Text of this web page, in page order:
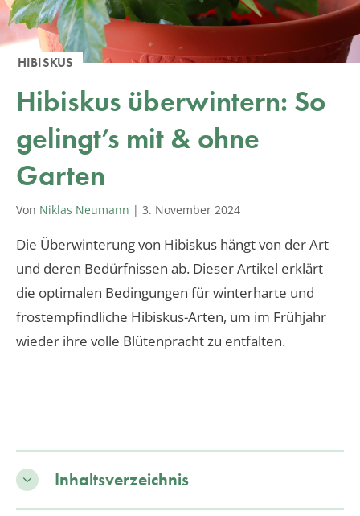
HIBISKUS
Hibiskus überwintern: So
gelingt’s mit & ohne
Garten
Von Niklas Neumann | 3. November 2024
Die Überwinterung von Hibiskus hängt von der Art
und deren Bedürfnissen ab. Dieser Artikel erklärt
die optimalen Bedingungen für winterharte und
frostempfindliche Hibiskus-Arten, um im Frühjahr
wieder ihre volle Blütenpracht zu entfalten.
Inhaltsverzeichnis